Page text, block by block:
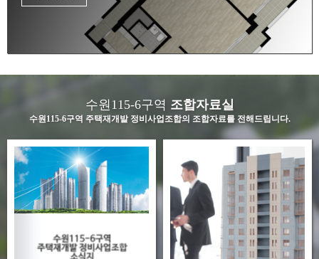
수원115-6구역 조합자료실
수원115-6구역 주택재개발 정비사업조합의 조합자료를 전해드립니다.